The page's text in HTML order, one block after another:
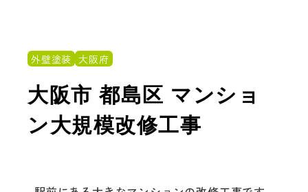
外壁塗装 大阪府
大阪市 都島区 マンショ
ン大規模改修工事